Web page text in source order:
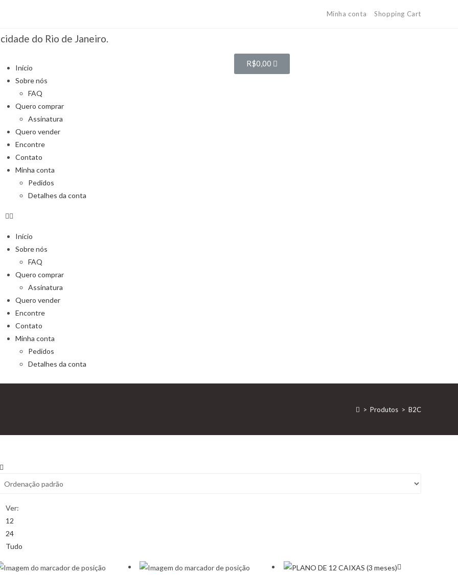
Minha conta Shopping Cart
do Rio de Janeiro.
Início
Sobre nós
FAQ
Quero comprar
Assinatura
Quero vender
Encontre
Contato
Minha conta
Pedidos
Detalhes da conta
Início
Sobre nós
FAQ
Quero comprar
Assinatura
Quero vender
Encontre
Contato
Minha conta
Pedidos
Detalhes da conta
R$0,00
> Produtos > B2C
Ver:
12
24
Tudo